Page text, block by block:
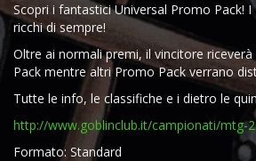
Scopri i fantastici Universal Promo Pack!
ricchi di sempre!
Oltre ai normali premi, il vincitore
Pack mentre altri Promo Pack verrano
Tutte le info, le classifiche e i dietro le
http://www.goblinclub.it/campionati/mtg-
Formato: Standard